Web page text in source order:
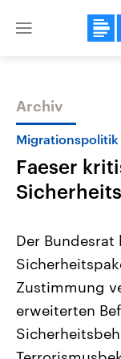
Close
Themen
Landtagswahl
2026
Alle Informationen
Sachsen-Anhalt
September 2026
Landtag. Seit 2021
Bundesland von
Archiv
Migrationspolitik
Faeser
Der Bundesrat
Zustimmung
erweiterten